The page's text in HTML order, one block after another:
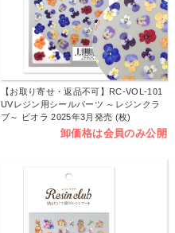
【お取り寄せ・返品不可】RC-VOL-101
UVレジン用シールパーツ ～レジンクラ
ブ～ ビオラ 2025年3月発売 (枚)
卸価格は会員のみ公開